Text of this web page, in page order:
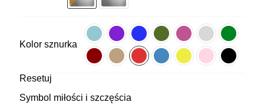
Kolor sznurka
Resetuj
Symbol miłości i szczęścia